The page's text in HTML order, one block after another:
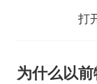
打
为什么以